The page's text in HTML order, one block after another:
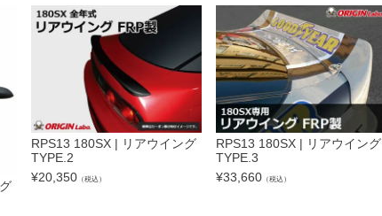
RPS13 180SX | リアウイング
TYPE.2
¥20,350 （税込）
RPS13 180SX | リアウイング
TYPE.3
¥33,660 （税込）